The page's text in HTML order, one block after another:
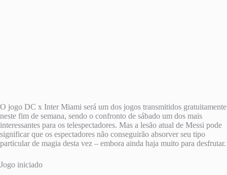
O jogo DC x Inter Miami será um dos jogos transmitidos gratuitamente
neste fim de semana, sendo o confronto de sábado um dos mais
interessantes para os telespectadores. Mas a lesão atual de Messi pode
significar que os espectadores não conseguirão absorver seu tipo
particular de magia desta vez – embora ainda haja muito para desfrutar.
Jogo iniciado